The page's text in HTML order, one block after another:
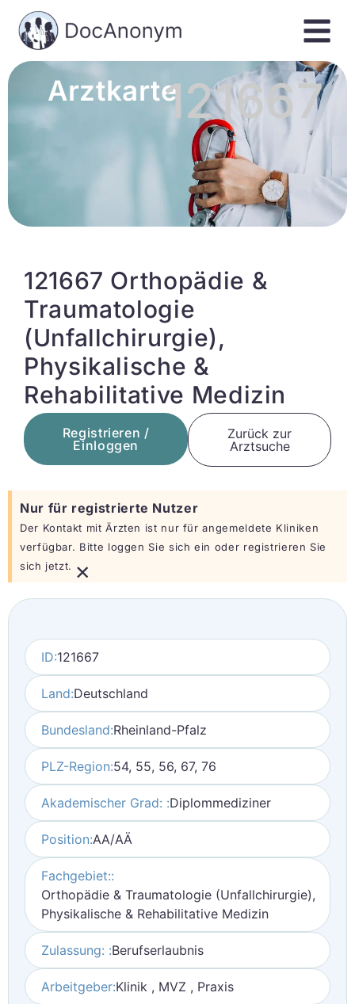
Arztkarte121667
121667 Orthopädie &
Traumatologie
(Unfallchirurgie),
Physikalische &
Rehabilitative Medizin
Registrieren /
Einloggen
Zurück zur
Arztsuche
Nur für registrierte Nutzer
Der Kontakt mit Ärzten ist nur für angemeldete Kliniken
verfügbar. Bitte loggen Sie sich ein oder registrieren Sie
sich jetzt. ×
ID:121667
Land:Deutschland
Bundesland:Rheinland-Pfalz
PLZ-Region:54, 55, 56, 67, 76
Akademischer Grad: :Diplommediziner
Position:AA/AÄ
Fachgebiet::
Orthopädie & Traumatologie (Unfallchirurgie),
Physikalische & Rehabilitative Medizin
Zulassung: :Berufserlaubnis
Arbeitgeber:Klinik , MVZ , Praxis